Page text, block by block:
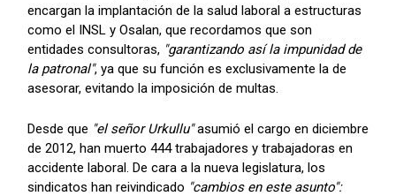
encargan la implantación de la salud laboral a estructuras
como el INSL y Osalan, que recordamos que son
entidades consultoras, "garantizando así la impunidad de
la patronal", ya que su función es exclusivamente la de
asesorar, evitando la imposición de multas.
Desde que "el señor Urkullu"asumió el cargo en diciembre
de 2012, han muerto 444 trabajadores y trabajadoras en
accidente laboral. De cara a la nueva legislatura, los
sindicatos han reivindicado "cambios en este asunto":